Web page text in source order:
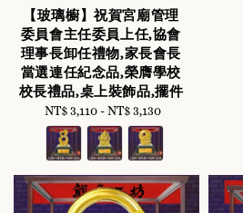
【玻璃櫥】祝賀宮廟管理
委員會主任委員上任,協會
理事長卸任禮物,家長會長
當選連任紀念品,榮膺學校
校長禮品,桌上裝飾品,擺件
Regular
price
NT$ 3,110 -NT$ 3,130